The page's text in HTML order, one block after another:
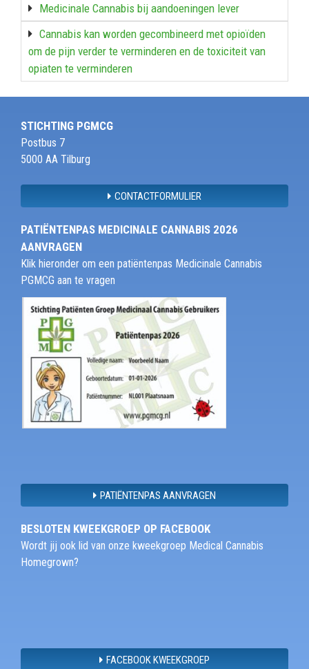
Medicinale Cannabis bij aandoeningen lever
Cannabis kan worden gecombineerd met opioïden
om de pijn verder te verminderen en de toxiciteit van
opiaten te verminderen
STICHTING PGMCG
Postbus 7
5000 AA Tilburg
CONTACTFORMULIER
PATIËNTENPAS MEDICINALE CANNABIS 2026
AANVRAGEN
Klik hieronder om een patiëntenpas Medicinale Cannabis
PGMCG aan te vragen
PATIËNTENPAS AANVRAGEN
BESLOTEN KWEEKGROEP OP FACEBOOK
Wordt jij ook lid van onze kweekgroep Medical Cannabis
Homegrown?
FACEBOOK KWEEKGROEP